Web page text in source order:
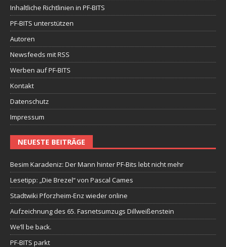
Inhaltliche Richtlinien in PF-BITS
PF-BITS unterstützen
Autoren
Newsfeeds mit RSS
Werben auf PF-BITS
Kontakt
Datenschutz
Impressum
NEUESTE BEITRÄGE
Besim Karadeniz: Der Mann hinter PF-Bits lebt nicht mehr
Lesetipp: „Die Brezel“ von Pascal Cames
Stadtwiki Pforzheim-Enz wieder online
Aufzeichnung des 65. Fasnetsumzugs Dillweißenstein
We’ll be back.
PF-BITS parkt